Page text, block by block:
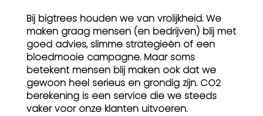
Bij bigtrees houden we van vrolijkheid. We
maken graag mensen (en bedrijven) blij met
goed advies, slimme strategieën of een
bloedmooie campagne. Maar soms
betekent mensen blij maken ook dat we
gewoon heel serieus en grondig zijn. CO2
berekening is een service die we steeds
vaker voor onze klanten uitvoeren.